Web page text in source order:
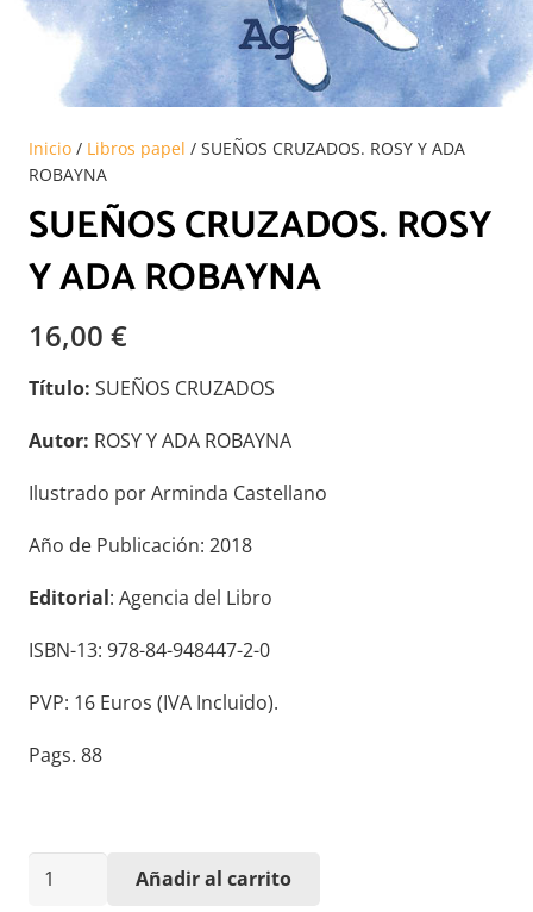
Inicio / Libros papel / SUEÑOS CRUZADOS. ROSY Y ADA
ROBAYNA
SUEÑOS CRUZADOS. ROSY
Y ADA ROBAYNA
16,00 €
Título: SUEÑOS CRUZADOS
Autor: ROSY Y ADA ROBAYNA
Ilustrado por Arminda Castellano
Año de Publicación: 2018
Editorial: Agencia del Libro
ISBN-13: 978-84-948447-2-0
PVP: 16 Euros (IVA Incluido).
Pags. 88
SUEÑOS
Añadir al carrito